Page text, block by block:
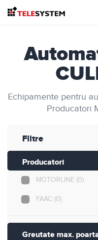
Echipamente pentru
Producatori
Filtre
Producatori
MOTORLINE (0)
FAAC (0)
Greutate max.